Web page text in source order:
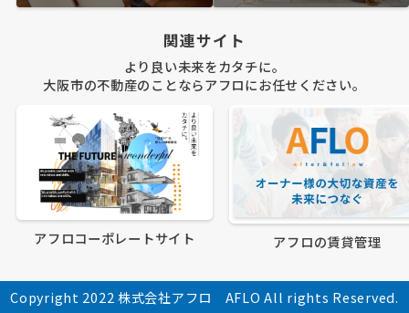
関連サイト
より良い未来をカタチに。
大阪市の不動産のことならアフロにお任せください。
アフロコーポレートサイト アフロの賃貸管理
Copyright 2022 株式会社アフロ AFLO All rights Reserved.